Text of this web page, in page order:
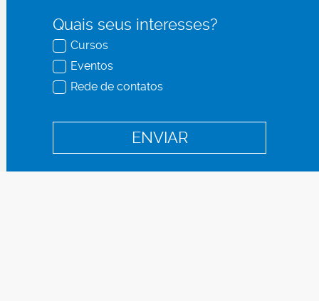
Quais seus interesses?
Cursos
Eventos
Rede de contatos